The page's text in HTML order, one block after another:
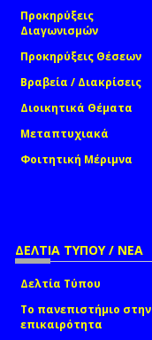
Προκηρύξεις
Διαγωνισμών
Προκηρύξεις Θέσεων
Βραβεία / Διακρίσεις
Διοικητικά Θέματα
Μεταπτυχιακά
Φοιτητική Μέριμνα
ΔΕΛΤΙΑ ΤΥΠΟΥ / ΝΕΑ
Δελτία Τύπου
Το πανεπιστήμιο στην
επικαιρότητα